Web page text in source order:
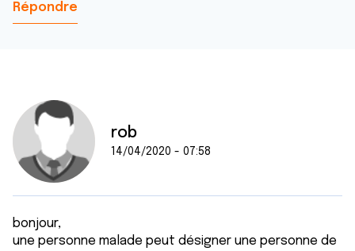
Répondre
rob
14/04/2020 - 07:58
bonjour,
une personne malade peut désigner une personne de